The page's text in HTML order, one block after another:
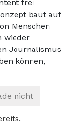
frei
baut auf
Menschen
wieder
Journalismus
können,
nicht